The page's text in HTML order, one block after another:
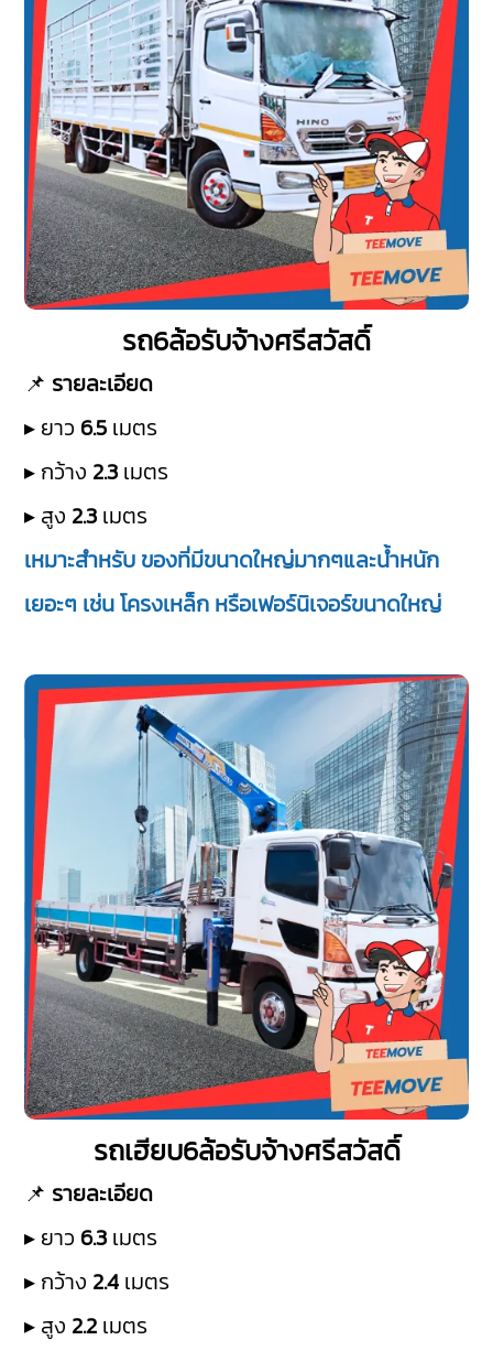
รถ6ล้อรับจ้างศรีสวัสดิ์
📌 รายละเอียด
▸ ยาว 6.5 เมตร
▸ กว้าง 2.3 เมตร
▸ สูง 2.3 เมตร
เหมาะสำหรับ ของที่มีขนาดใหญ่มากๆและน้ำหนัก
เยอะๆ เช่น โครงเหล็ก หรือเฟอร์นิเจอร์ขนาดใหญ่
รถเฮียบ6ล้อรับจ้างศรีสวัสดิ์
📌 รายละเอียด
▸ ยาว 6.3 เมตร
▸ กว้าง 2.4 เมตร
▸ สูง 2.2 เมตร